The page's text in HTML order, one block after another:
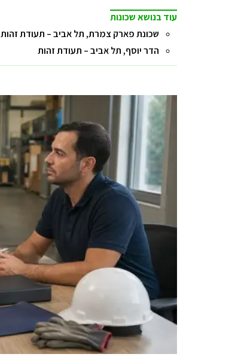
עוד בנושא שכונות
שכונת פארק צמרת, תל אביב – תעודת זהות
הדר יוסף, תל אביב – תעודת זהות